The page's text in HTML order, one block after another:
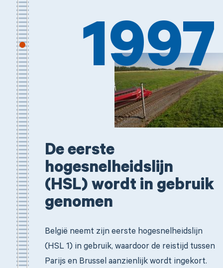
De eerste
hogesnelheidslijn
(HSL) wordt in gebruik
genomen
België neemt zijn eerste hogesnelheidslijn
(HSL 1) in gebruik, waardoor de reistijd tussen
Parijs en Brussel aanzienlijk wordt ingekort.
1997